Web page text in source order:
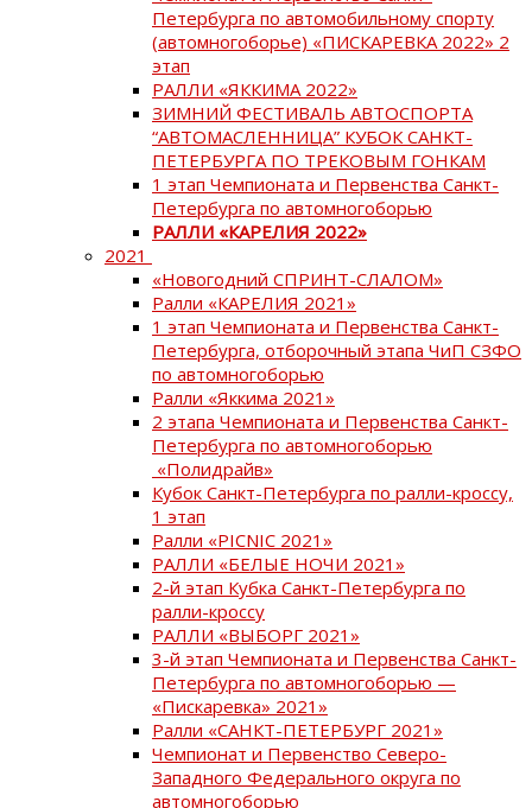
Петербурга по автомобильному спорту
(автомногоборье) «ПИСКАРЕВКА 2022» 2
этап
РАЛЛИ «ЯККИМА 2022»
ЗИМНИЙ ФЕСТИВАЛЬ АВТОСПОРТА
“АВТОМАСЛЕННИЦА” КУБОК САНКТ-
ПЕТЕРБУРГА ПО ТРЕКОВЫМ ГОНКАМ
1 этап Чемпионата и Первенства Санкт-
Петербурга по автомногоборью
РАЛЛИ «КАРЕЛИЯ 2022»
2021
«Новогодний СПРИНТ-СЛАЛОМ»
Ралли «КАРЕЛИЯ 2021»
1 этап Чемпионата и Первенства Санкт-
Петербурга, отборочный этапа ЧиП СЗФО
по автомногоборью
Ралли «Яккима 2021»
2 этапа Чемпионата и Первенства Санкт-
Петербурга по автомногоборью
«Полидрайв»
Кубок Санкт-Петербурга по ралли-кроссу,
1 этап
Ралли «PICNIC 2021»
РАЛЛИ «БЕЛЫЕ НОЧИ 2021»
2-й этап Кубка Санкт-Петербурга по
ралли-кроссу
РАЛЛИ «ВЫБОРГ 2021»
3-й этап Чемпионата и Первенства Санкт-
Петербурга по автомногоборью —
«Пискаревка» 2021»
Ралли «САНКТ-ПЕТЕРБУРГ 2021»
Чемпионат и Первенство Северо-
Западного Федерального округа по
автомногоборью